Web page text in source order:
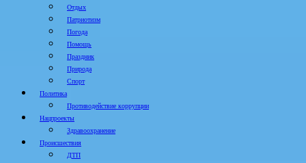
Отдых
Патриотизм
Погода
Помощь
Праздник
Природа
Спорт
Политика
Противодействие коррупции
Нацпроекты
Здравоохранение
Происшествия
ДТП